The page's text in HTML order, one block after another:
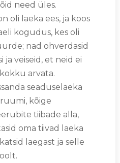
need üles.
oli laeka ees, ja koos
kogudus, kes oli
nad ohverdasid
ja veiseid, et neid ei
arvata.
seaduselaeka
kõige
tiibade alla,
oma tiivad laeka
laegast ja selle